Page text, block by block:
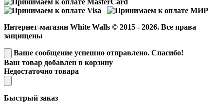
Интернет-магазин White Walls © 2015 - 2026. Все права
защищены
Ваше сообщение успешно отправлено. Спасибо!
Ваш товар добавлен в корзину
Недостаточно товара
Быстрый заказ